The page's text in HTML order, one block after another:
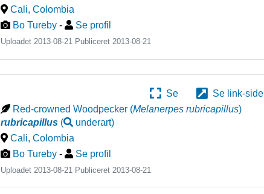
Cali,Colombia
Bo Tureby - Se profil
Uploadet 2013-08-21 Publiceret2013-08-21
Se
Se link-side
Red-crowned Woodpecker (Melanerpes rubricapillus)
rubricapillus ( underart)
Cali,Colombia
Bo Tureby - Se profil
Uploadet 2013-08-21 Publiceret2013-08-21